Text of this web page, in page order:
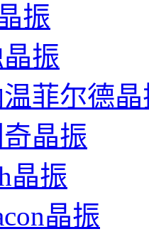
振
振
菲尔德晶
晶振
晶振
晶振